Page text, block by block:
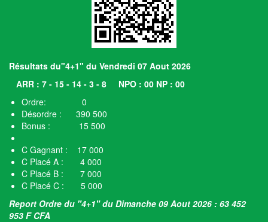
Résultats du"4+1" du Vendredi 07 Aout 2026
ARR : 7 - 15 - 14 - 3 - 8 NPO : 00 NP : 00
Ordre: 0
Désordre : 390 500
Bonus : 15 500
C Gagnant : 17 000
C Placé A : 4 000
C Placé B : 7 000
C Placé C : 5 000
Report Ordre du "4+1" du Dimanche 09 Aout 2026 : 63 452
953 F CFA